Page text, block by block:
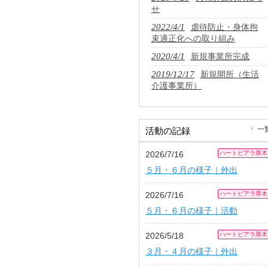
せ
2022/4/1
虐待防止・身体拘
束適正化への取り組み
2020/4/1 新規事業所完成
2019/12/17
新規開所（生活
介護事業所）
活動の記録 一
2026/7/16 ハートピアラ厚木
５月・６月の様子｜外出
2026/7/16 ハートピアラ厚木
５月・６月の様子｜活動
2026/5/18 ハートピアラ厚木
３月・４月の様子｜外出